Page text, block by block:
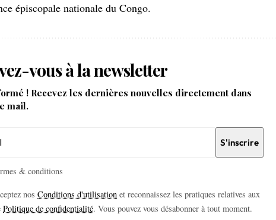
épiscopale nationale du Congo.
vous à la newsletter
! Recevez les dernières nouvelles directement dans
mail.
& conditions
nosConditions d'utilisation et reconnaissez les pratiques relatives aux
Politique de confidentialité. Vous pouvez vous désabonner à tout moment.